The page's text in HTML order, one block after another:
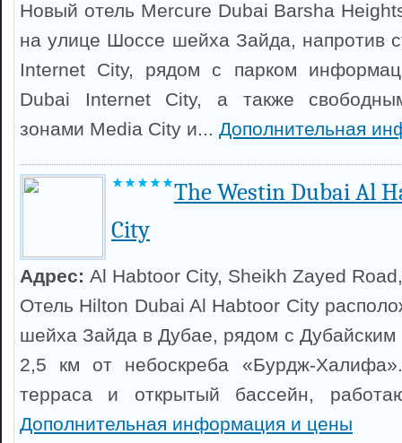
Новый отель Mercure Dubai Barsha
на улице Шоссе шейха Зайда, напротив
Internet City, рядом с парком
Dubai Internet City, а также
зонами Media City и... Дополнительная
The Westin Dubai Al
City
Адрес: Al Habtoor City, Sheikh Zayed
Отель Hilton Dubai Al Habtoor City
шейха Зайда в Дубае, рядом с
2,5 км от небоскреба «Бурдж-
терраса и открытый бассейн,
Дополнительная информация и цены